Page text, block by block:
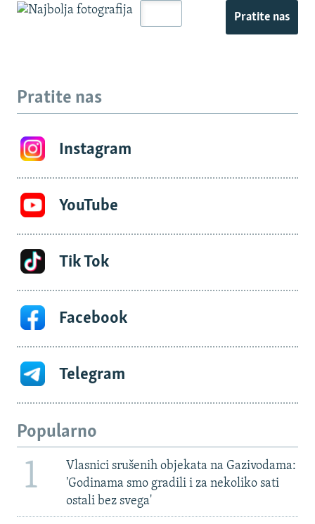
Pratite nas
Pratite nas
Instagram
YouTube
Tik Tok
Facebook
Telegram
Popularno
1
Vlasnici srušenih objekata na Gazivodama:
'Godinama smo gradili i za nekoliko sati
ostali bez svega'